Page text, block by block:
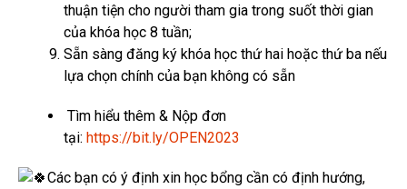
thuận tiện cho người tham gia trong suốt thời gian
của khóa học 8 tuần;
Sẵn sàng đăng ký khóa học thứ hai hoặc thứ ba nếu
lựa chọn chính của bạn không có sẵn
Tìm hiểu thêm & Nộp đơn
tại: https://bit.ly/OPEN2023
Các bạn có ý định xin học bổng cần có định hướng,